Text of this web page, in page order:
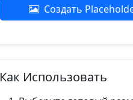
Создать
Как Использовать